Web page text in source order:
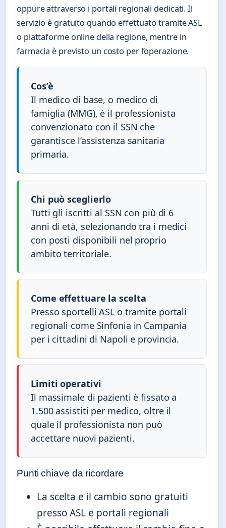
oppure attraverso i portali regionali dedicati. Il
servizio è gratuito quando effettuato tramite ASL
o piattaforme online della regione, mentre in
farmacia è previsto un costo per l’operazione.
Cos’è
Il medico di base, o medico di
famiglia (MMG), è il professionista
convenzionato con il SSN che
garantisce l’assistenza sanitaria
primaria.
Chi può sceglierlo
Tutti gli iscritti al SSN con più di 6
anni di età, selezionando tra i medici
con posti disponibili nel proprio
ambito territoriale.
Come effettuare la scelta
Presso sportelli ASL o tramite portali
regionali come Sinfonia in Campania
per i cittadini di Napoli e provincia.
Limiti operativi
Il massimale di pazienti è fissato a
1.500 assistiti per medico, oltre il
quale il professionista non può
accettare nuovi pazienti.
Punti chiave da ricordare
La scelta e il cambio sono gratuiti
presso ASL e portali regionali